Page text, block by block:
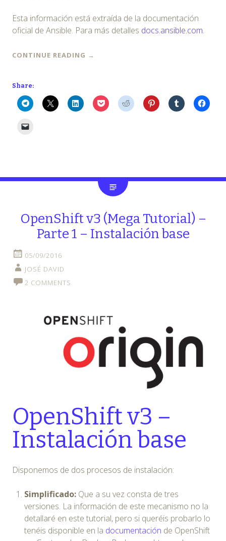
Esta información está extraída de la documentación
oficial de Ansible. Para más detalles docs.ansible.com.
CONTINUE READING →
Share:
OpenShift v3 (Mega Tutorial) –
Parte 1 – Instalación base
05/09/2016
JOSÉ DAVID
2 COMMENTS
OpenShift v3 –
Instalación base
Disponemos de dos procesos de instalación:
Simplificado: Que a su vez consta de tres
versiones. La información de este mecanismo no la
detallaré en este tutorial, pero si queréis probarlo lo
tenéis disponible en la documentación de OpenShift